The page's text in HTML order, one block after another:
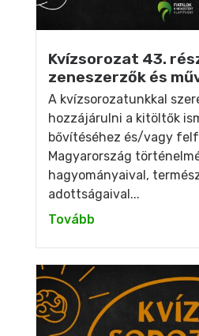
Kvízsorozat 43.
zeneszerzők és
A kvízsorozatunkkal
hozzájárulni a kitöltők
bővítéséhez és/vagy
Magyarország
hagyományaival,
adottságaival...
Tovább